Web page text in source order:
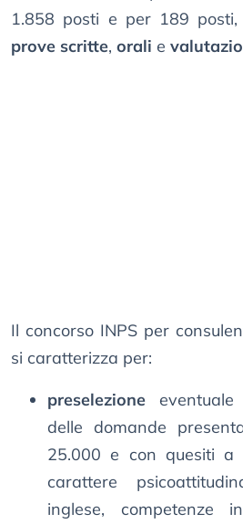
1.858 posti e per 189
prove scritte, orali e
Il concorso INPS per
si caratterizza per:
preselezione
delle domande
25.000 e con quesiti a
carattere
inglese, competenze